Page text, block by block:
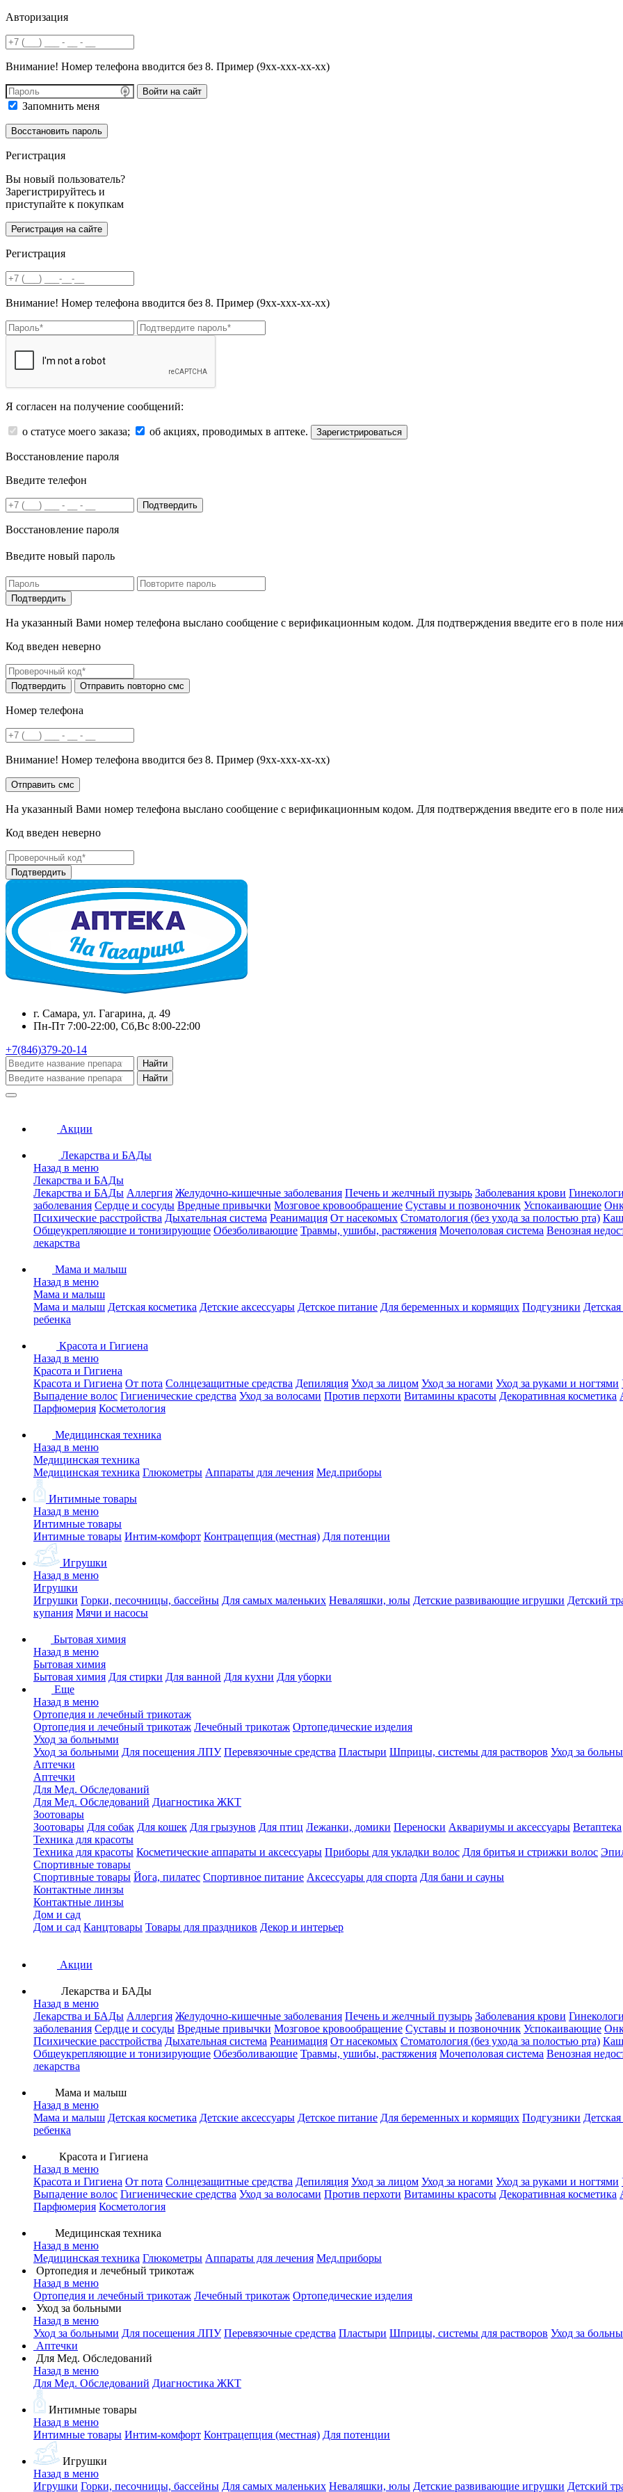
Авторизация
Внимание! Номер телефона вводится без 8. Пример (9хх-ххх-хх-хх)
Войти на сайт
Запомнить меня
Регистрация
Вы новый пользователь?
Зарегистрируйтесь и
приступайте к покупкам
Регистрация
Внимание! Номер телефона вводится без 8. Пример (9хх-ххх-хх-хх)
Я согласен на получение сообщений:
о статусе моего заказа; об акциях, проводимых в аптеке. Зарегистрироваться
Восстановление пароля
Введите телефон
Подтвердить
Восстановление пароля
Введите новый пароль
На указанный Вами номер телефона выслано сообщение с верификационным кодом. Для подтверждения введите его в поле
Код введен неверно
Номер телефона
Внимание! Номер телефона вводится без 8. Пример (9хх-ххх-хх-хх)
На указанный Вами номер телефона выслано сообщение с верификационным кодом. Для подтверждения введите его в поле
Код введен неверно
г. Самара, ул. Гагарина, д. 49
Пн-Пт 7:00-22:00, Сб,Вс 8:00-22:00
+7(846)379-20-14
Найти
Найти
Акции
Лекарства и БАДы
Назад в меню
Лекарства и БАДы
Лекарства и БАДы Аллергия Желудочно-кишечные заболевания Печень и желчный пузырь Заболевания крови
заболевания Сердце и сосуды Вредные привычки Мозговое кровообращение Суставы и позвоночник Успокаивающие
Психические расстройства Дыхательная система Реанимация От насекомых Стоматология (без ухода за полостью рта)
Общеукрепляющие и тонизирующие Обезболивающие Травмы, ушибы, растяжения Мочеполовая система Венозная
лекарства
Мама и малыш
Назад в меню
Мама и малыш
Мама и малыш Детская косметика Детские аксессуары Детское питание Для беременных и кормящих Подгузники
ребенка
Красота и Гигиена
Назад в меню
Красота и Гигиена
Красота и Гигиена От пота Солнцезащитные средства Депиляция Уход за лицом Уход за ногами Уход за руками и ногтями
Выпадение волос Гигиенические средства Уход за волосами Против перхоти Витамины красоты Декоративная косметика
Парфюмерия Косметология
Медицинская техника
Назад в меню
Медицинская техника
Медицинская техника Глюкометры Аппараты для лечения Мед.приборы
Интимные товары
Назад в меню
Интимные товары
Интимные товары Интим-комфорт Контрацепция (местная) Для потенции
Игрушки
Назад в меню
Игрушки
Игрушки Горки, песочницы, бассейны Для самых маленьких Неваляшки, юлы Детские развивающие игрушки Детский
купания Мячи и насосы
Бытовая химия
Назад в меню
Бытовая химия
Бытовая химия Для стирки Для ванной Для кухни Для уборки
Еще
Назад в меню
Ортопедия и лечебный трикотаж
Ортопедия и лечебный трикотаж Лечебный трикотаж Ортопедические изделия
Уход за больными
Уход за больными Для посещения ЛПУ Перевязочные средства Пластыри Шприцы, системы для растворов Уход за
Аптечки
Аптечки
Для Мед. Обследований
Для Мед. Обследований Диагностика ЖКТ
Зоотовары
Зоотовары Для собак Для кошек Для грызунов Для птиц Лежанки, домики Переноски Аквариумы и аксессуары Ветаптека
Техника для красоты
Техника для красоты Косметические аппараты и аксессуары Приборы для укладки волос Для бритья и стрижки волос
Спортивные товары
Спортивные товары Йога, пилатес Спортивное питание Аксессуары для спорта Для бани и сауны
Контактные линзы
Контактные линзы
Дом и сад
Дом и сад Канцтовары Товары для праздников Декор и интерьер
Акции
Лекарства и БАДы
Назад в меню
Лекарства и БАДы Аллергия Желудочно-кишечные заболевания Печень и желчный пузырь Заболевания крови
заболевания Сердце и сосуды Вредные привычки Мозговое кровообращение Суставы и позвоночник Успокаивающие
Психические расстройства Дыхательная система Реанимация От насекомых Стоматология (без ухода за полостью рта)
Общеукрепляющие и тонизирующие Обезболивающие Травмы, ушибы, растяжения Мочеполовая система Венозная
лекарства
Мама и малыш
Назад в меню
Мама и малыш Детская косметика Детские аксессуары Детское питание Для беременных и кормящих Подгузники
ребенка
Красота и Гигиена
Назад в меню
Красота и Гигиена От пота Солнцезащитные средства Депиляция Уход за лицом Уход за ногами Уход за руками и ногтями
Выпадение волос Гигиенические средства Уход за волосами Против перхоти Витамины красоты Декоративная косметика
Парфюмерия Косметология
Медицинская техника
Назад в меню
Медицинская техника Глюкометры Аппараты для лечения Мед.приборы
Ортопедия и лечебный трикотаж
Назад в меню
Ортопедия и лечебный трикотаж Лечебный трикотаж Ортопедические изделия
Уход за больными
Назад в меню
Уход за больными Для посещения ЛПУ Перевязочные средства Пластыри Шприцы, системы для растворов Уход за
Аптечки
Для Мед. Обследований
Назад в меню
Для Мед. Обследований Диагностика ЖКТ
Интимные товары
Назад в меню
Интимные товары Интим-комфорт Контрацепция (местная) Для потенции
Игрушки
Назад в меню
Игрушки Горки, песочницы, бассейны Для самых маленьких Неваляшки, юлы Детские развивающие игрушки Детский